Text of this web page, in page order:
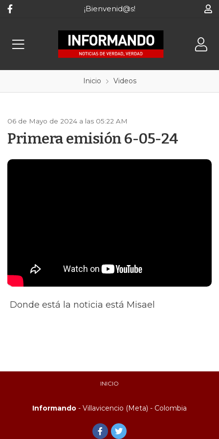
¡Bienvenid@s!
Inicio Videos
06 de Mayo de 2024 a las 05:22 AM
Primera emisión 6-05-24
Donde está la noticia está Misael
INICIO
Informando - Villavicencio (Meta) - Colombia